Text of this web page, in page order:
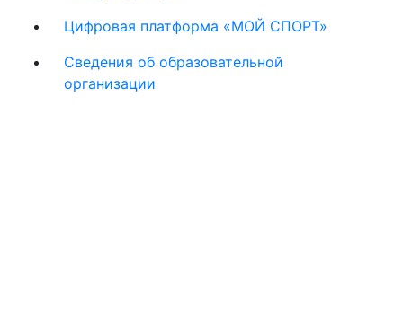
Цифровая платформа «МОЙ СПОРТ»
Сведения об образовательной
организации